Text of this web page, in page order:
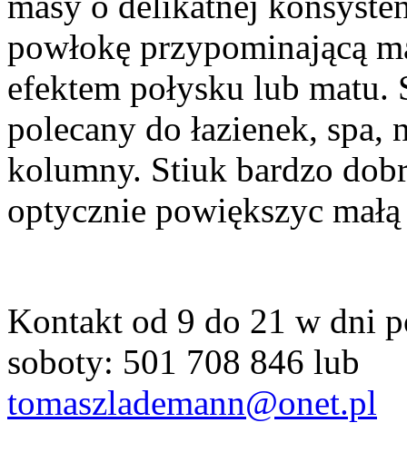
powłokę przypominającą
efektem połysku lub
polecany do łazienek,
kolumny. Stiuk bardzo
optycznie powiększyc
Kontakt od 9 do 21 w dni
soboty: 501 708 846 lub
tomaszlademann@onet.pl